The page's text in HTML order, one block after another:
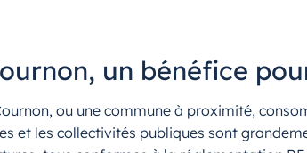
un bénéfice
ou une commune à proximité,
et les collectivités publiques sont